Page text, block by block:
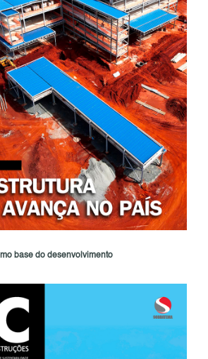
base do desenvolvimento